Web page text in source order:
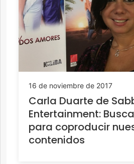
16 de noviembre de 2017
Carla Duarte de
Entertainment:
para coproducir
contenidos